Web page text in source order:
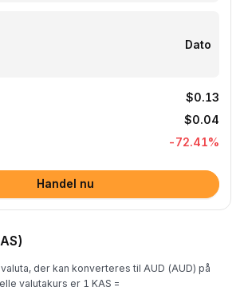
Dato
$0.13
$0.04
-72.41%
Handel nu
der kan konverteres til AUD (AUD) på
valutakurs er 1 KAS =